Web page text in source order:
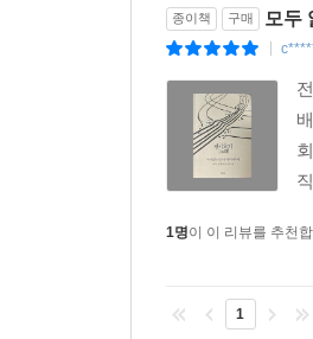
2006년 탈시설운동
그는 시설에 사는 장
더 많은 일을 할 수 있
행글라이더 사고로
위해 들어간 서울장
어머니에게 보답하는
희열은 그를 이동권
종이책 구매 모두
1명이 이 리뷰를 추천
1